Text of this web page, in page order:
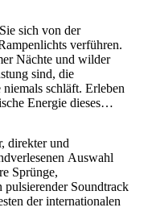
sich von der
verführen.
Nächte und wilder
sind, die
schläft. Erleben
Energie dieses
direkter und
Auswahl
Sprünge,
pulsierender Soundtrack
der internationalen